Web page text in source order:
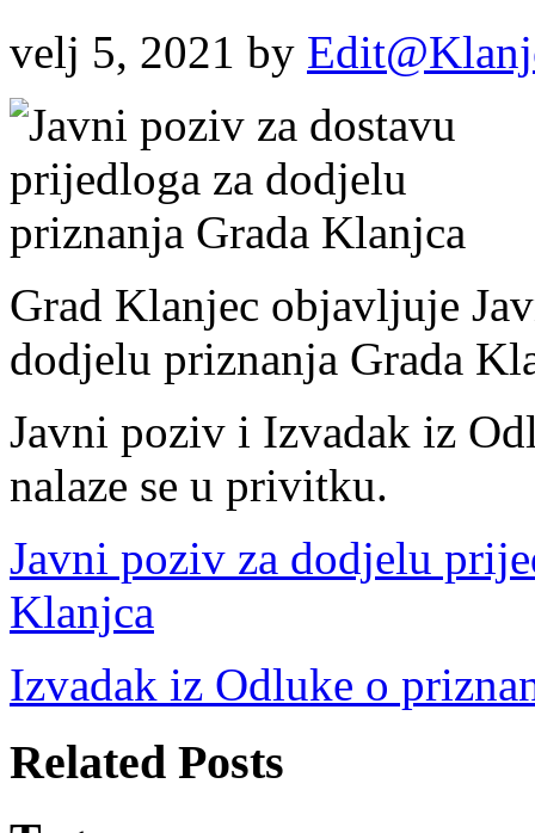
velj 5, 2021 by
Grad Klanjec objavljuje
dodjelu priznanja Grada
Javni poziv i Izvadak iz
nalaze se u privitku.
Javni poziv za dodjelu
Klanjca
Izvadak iz Odluke o
Related Posts